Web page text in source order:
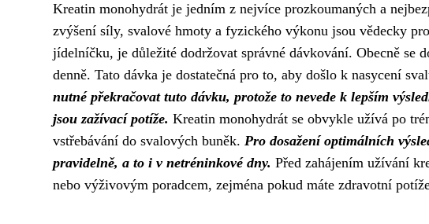
Kreatin monohydrát je jedním z nejvíce prozkoumaných a
zvýšení síly, svalové hmoty a fyzického výkonu jsou vědecky
jídelníčku, je důležité dodržovat správné dávkování. Obecně se
denně. Tato dávka je dostatečná pro to, aby došlo k nasycení
nutné překračovat tuto dávku, protože to nevede k lepším
jsou zažívací potíže. Kreatin monohydrát se obvykle užívá po
vstřebávání do svalových buněk. Pro dosažení optimálních
pravidelně, a to i v netréninkové dny. Před zahájením užívání
nebo výživovým poradcem, zejména pokud máte zdravotní